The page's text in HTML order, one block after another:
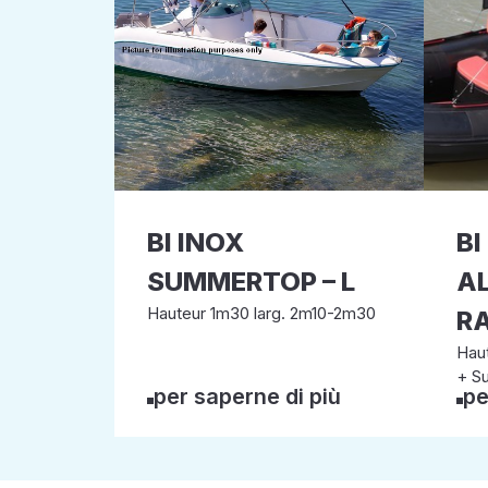
BI INOX
SUMMERTOP – L
Hauteur 1m30 larg. 2m10-2m30
per saperne di più
BI
+